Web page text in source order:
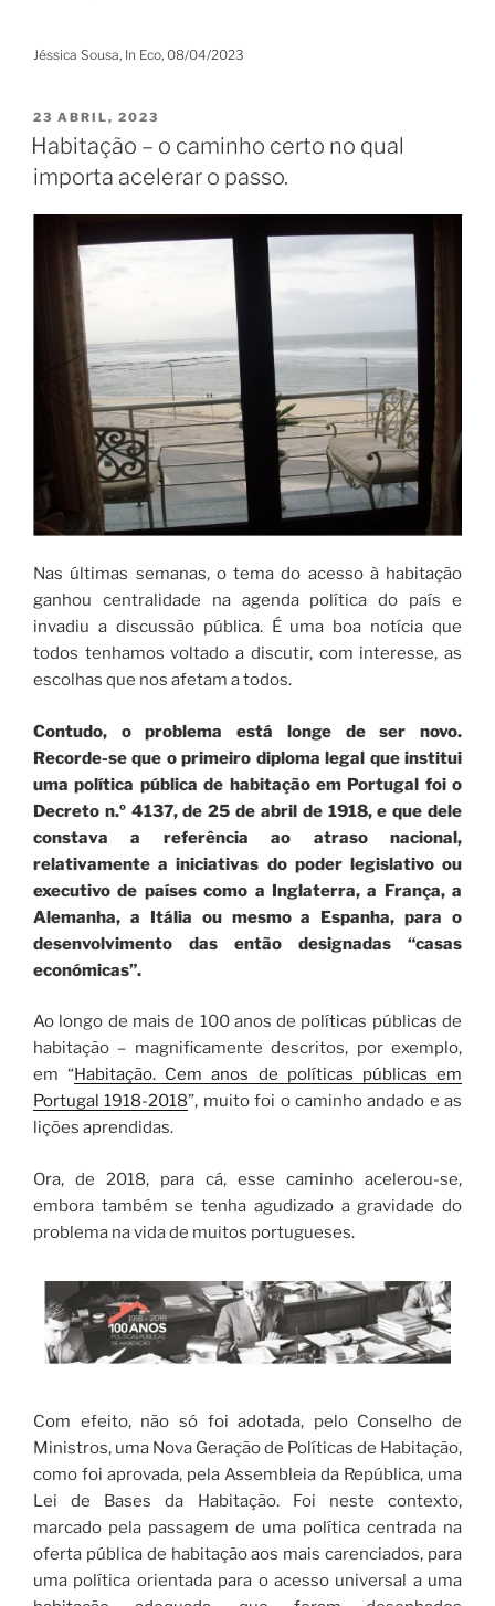
Jéssica Sousa, In Eco, 08/04/2023
PUBLICADO
EM
23 ABRIL, 2023
Habitação – o caminho certo no qual
importa acelerar o passo.
Nas últimas semanas, o tema do acesso à habitação
ganhou centralidade na agenda política do país e
invadiu a discussão pública. É uma boa notícia que
todos tenhamos voltado a discutir, com interesse, as
escolhas que nos afetam a todos.
Contudo, o problema está longe de ser novo.
Recorde-se que o primeiro diploma legal que institui
uma política pública de habitação em Portugal foi o
Decreto n.º 4137, de 25 de abril de 1918, e que dele
constava a referência ao atraso nacional,
relativamente a iniciativas do poder legislativo ou
executivo de países como a Inglaterra, a França, a
Alemanha, a Itália ou mesmo a Espanha, para o
desenvolvimento das então designadas “casas
económicas”.
Ao longo de mais de 100 anos de políticas públicas de
habitação – magnificamente descritos, por exemplo,
em “Habitação. Cem anos de políticas públicas em
Portugal 1918-2018”, muito foi o caminho andado e as
lições aprendidas.
Ora, de 2018, para cá, esse caminho acelerou-se,
embora também se tenha agudizado a gravidade do
problema na vida de muitos portugueses.
Com efeito, não só foi adotada, pelo Conselho de
Ministros, uma Nova Geração de Políticas de Habitação,
como foi aprovada, pela Assembleia da República, uma
Lei de Bases da Habitação. Foi neste contexto,
marcado pela passagem de uma política centrada na
oferta pública de habitação aos mais carenciados, para
uma política orientada para o acesso universal a uma